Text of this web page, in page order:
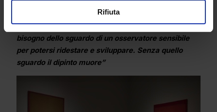
Rifiuta
“ll dipinto non può vivere nell’isolamento. Ha
bisogno dello sguardo di un osservatore sensibile
per potersi ridestare e sviluppare. Senza quello
sguardo il dipinto muore”